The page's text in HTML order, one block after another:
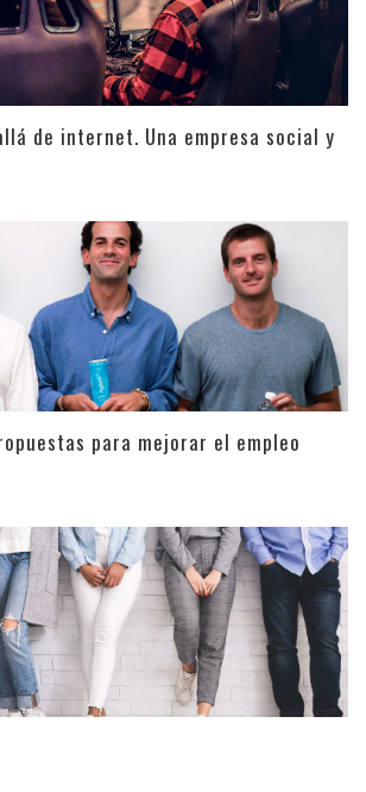
de internet. Una empresa social y
para mejorar el empleo